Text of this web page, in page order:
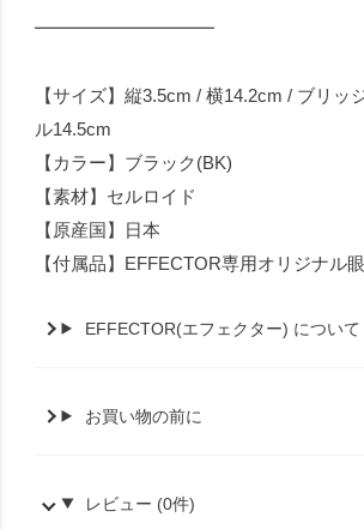
━━━━━━━━━━
【サイズ】縦3.5cm / 横14.2cm / ブリッ
ル14.5cm
【カラー】ブラック(BK)
【素材】セルロイド
【原産国】日本
【付属品】EFFECTOR専用オリジナル
EFFECTOR(エフェクター) について
お買い物の前に
レビュー (0件)